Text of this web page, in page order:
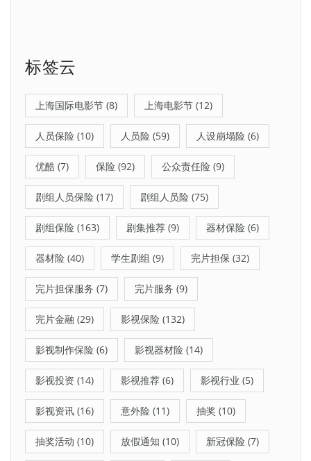
标签云
上海国际电影节 (8) 上海电影节 (12)
人员保险 (10) 人员险 (59) 人设崩塌险 (6)
优酷 (7) 保险 (92) 公众责任险 (9)
剧组人员保险 (17) 剧组人员险 (75)
剧组保险 (163) 剧集推荐 (9) 器材保险 (6)
器材险 (40) 学生剧组 (9) 完片担保 (32)
完片担保服务 (7) 完片服务 (9)
完片金融 (29) 影视保险 (132)
影视制作保险 (6) 影视器材险 (14)
影视投资 (14) 影视推荐 (6) 影视行业 (5)
影视资讯 (16) 意外险 (11) 抽奖 (10)
抽奖活动 (10) 放假通知 (10) 新冠保险 (7)